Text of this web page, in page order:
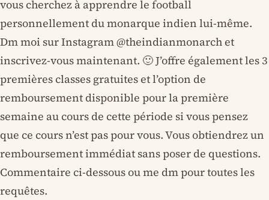
vous cherchez à apprendre le football
personnellement du monarque indien lui-même.
Dm moi sur Instagram @theindianmonarch et
inscrivez-vous maintenant. 🙂 J’offre également les 3
premières classes gratuites et l’option de
remboursement disponible pour la première
semaine au cours de cette période si vous pensez
que ce cours n’est pas pour vous. Vous obtiendrez un
remboursement immédiat sans poser de questions.
Commentaire ci-dessous ou me dm pour toutes les
requêtes.